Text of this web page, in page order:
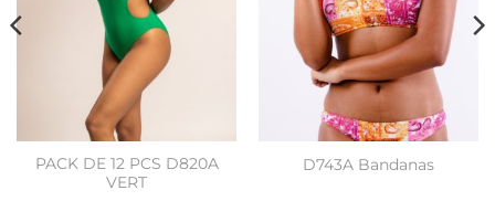
PACK DE 12 PCS D820A
VERT
D743A Bandanas